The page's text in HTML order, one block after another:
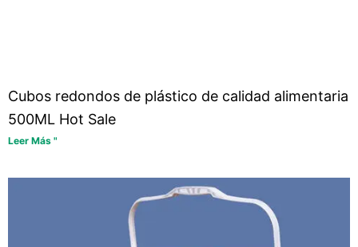
Cubos redondos de plástico de calidad alimentaria
500ML Hot Sale
Leer Más "